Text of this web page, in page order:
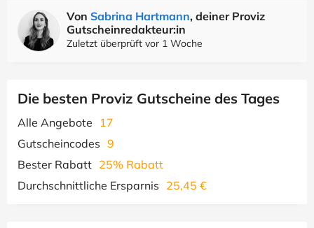
Von Sabrina Hartmann, deiner Proviz
Gutscheinredakteur:in
Zuletzt überprüft vor 1 Woche
Die besten Proviz Gutscheine des Tages
Alle Angebote
17
Gutscheincodes 9
Bester Rabatt 25% Rabatt
Durchschnittliche Ersparnis 25,45 €